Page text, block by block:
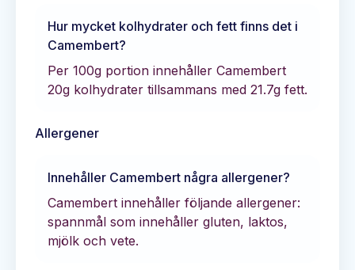
Hur mycket kolhydrater och fett finns det i
Camembert?
Per 100g portion innehåller Camembert
20g kolhydrater tillsammans med 21.7g fett.
Allergener
Innehåller Camembert några allergener?
Camembert innehåller följande allergener:
spannmål som innehåller gluten, laktos,
mjölk och vete.